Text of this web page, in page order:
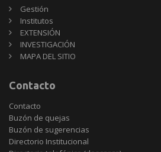
Gestión
Institutos
EXTENSIÓN
INVESTIGACIÓN
MAPA DEL SITIO
Contacto
Contacto
Buzón de quejas
Buzón de sugerencias
Directorio Institucional